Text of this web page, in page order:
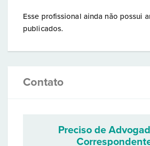
Esse profissional ainda não possui
publicados.
Contato
Preciso de